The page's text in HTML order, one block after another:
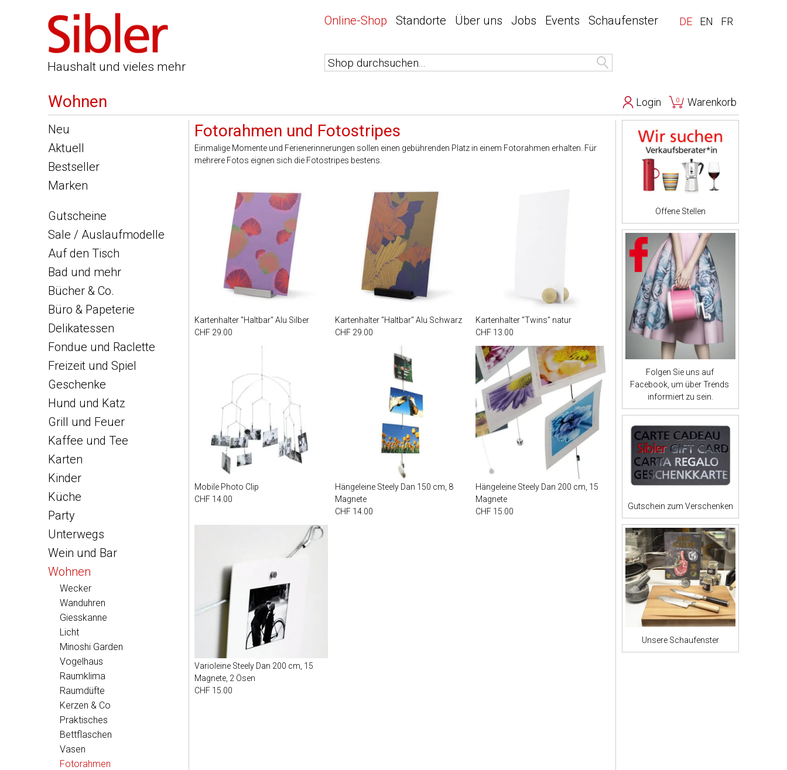
Haushalt und vieles mehr
Online-Shop Standorte Über uns Jobs Events Schaufenster DE EN FR
Login 0 Warenkorb
Wohnen
Neu
Aktuell
Bestseller
Marken
Gutscheine
Sale / Auslaufmodelle
Auf den Tisch
Bad und mehr
Bücher & Co.
Büro & Papeterie
Delikatessen
Fondue und Raclette
Freizeit und Spiel
Geschenke
Hund und Katz
Grill und Feuer
Kaffee und Tee
Karten
Kinder
Küche
Party
Unterwegs
Wein und Bar
Wohnen
Wecker
Wanduhren
Giesskanne
Licht
Minoshi Garden
Vogelhaus
Raumklima
Raumdüfte
Kerzen & Co
Praktisches
Bettflaschen
Vasen
Fotorahmen
Fotorahmen und Fotostripes
Einmalige Momente und Ferienerinnerungen sollen einen gebührenden Platz in einem Fotorahmen erhalten. Für
mehrere Fotos eignen sich die Fotostripes bestens.
Kartenhalter "Haltbar" Alu Silber
CHF 29.00
Kartenhalter "Haltbar" Alu Schwarz
CHF 29.00
Kartenhalter "Twins" natur
CHF 13.00
Mobile Photo Clip
CHF 14.00
Hängeleine Steely Dan 150 cm, 8
Magnete
CHF 14.00
Hängeleine Steely Dan 200 cm, 15
Magnete
CHF 15.00
Varioleine Steely Dan 200 cm, 15
Magnete, 2 Ösen
CHF 15.00
Offene Stellen
Folgen Sie uns auf
Facebook, um über Trends
informiert zu sein.
Gutschein zum Verschenken
Unsere Schaufenster